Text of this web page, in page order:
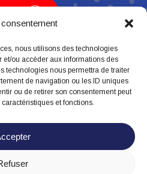
nous utilisons des technologies
et/ou accéder aux informations des
technologies nous permettra de traiter
de navigation ou les ID uniques
ou de retirer son consentement peut
et fonctions.